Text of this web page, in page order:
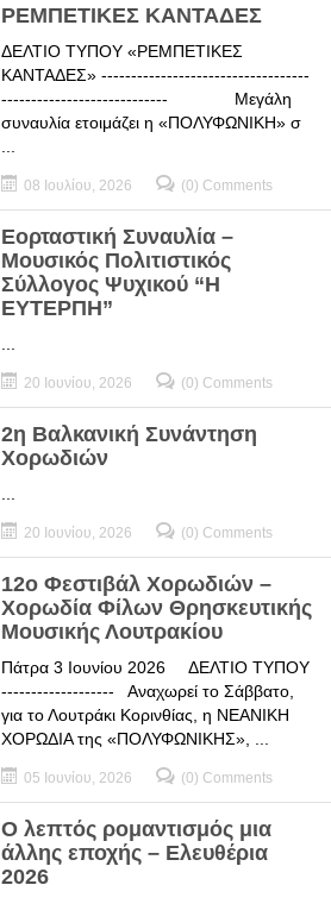
ΡΕΜΠΕΤΙΚΕΣ ΚΑΝΤΑΔΕΣ
ΔΕΛΤΙΟ ΤΥΠΟΥ «ΡΕΜΠΕΤΙΚΕΣ
ΚΑΝΤΑΔΕΣ» -----------------------------------
---------------------------- Μεγάλη
συναυλία ετοιμάζει η «ΠΟΛΥΦΩΝΙΚΗ» σ
08 Ιουλίου, 2026 (0) Comments
Εορταστική Συναυλία –
Μουσικός Πολιτιστικός
Σύλλογος Ψυχικού “Η
ΕΥΤΕΡΠΗ”
20 Ιουνίου, 2026 (0) Comments
2η Βαλκανική Συνάντηση
Χορωδιών
20 Ιουνίου, 2026 (0) Comments
12ο Φεστιβάλ Χορωδιών –
Χορωδία Φίλων Θρησκευτικής
Μουσικής Λουτρακίου
Πάτρα 3 Ιουνίου 2026 ΔΕΛΤΙΟ ΤΥΠΟΥ
------------------- Αναχωρεί το Σάββατο,
για το Λουτράκι Κορινθίας, η ΝΕΑΝΙΚΗ
ΧΟΡΩΔΙΑ της «ΠΟΛΥΦΩΝΙΚΗΣ», ...
05 Ιουνίου, 2026 (0) Comments
Ο λεπτός ρομαντισμός μια
άλλης εποχής – Ελευθέρια
2026